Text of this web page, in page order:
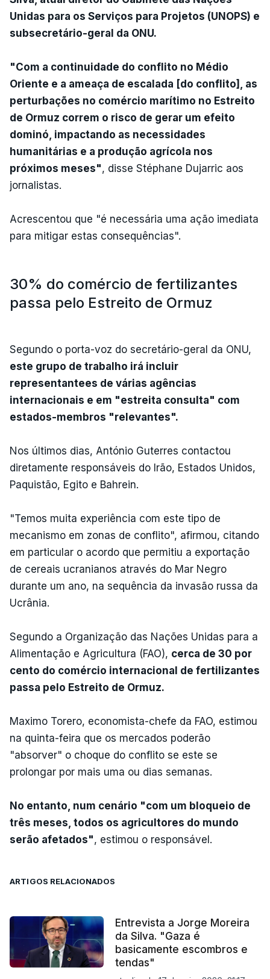
Unidas para os Serviços para Projetos (UNOPS) e
subsecretário-geral da ONU.
"Com a continuidade do conflito no Médio
Oriente e a ameaça de escalada [do conflito], as
perturbações no comércio marítimo no Estreito
de Ormuz correm o risco de gerar um efeito
dominó, impactando as necessidades
humanitárias e a produção agrícola nos
próximos meses", disse Stéphane Dujarric aos
jornalistas.
Acrescentou que "é necessária uma ação imediata
para mitigar estas consequências".
30% do comércio de fertilizantes
passa pelo Estreito de Ormuz
Segundo o porta-voz do secretário-geral da ONU,
este grupo de trabalho irá incluir
representantees de várias agências
internacionais e em "estreita consulta" com
estados-membros "relevantes".
Nos últimos dias, António Guterres contactou
diretamente responsáveis do Irão, Estados Unidos,
Paquistão, Egito e Bahrein.
"Temos muita experiência com este tipo de
mecanismo em zonas de conflito", afirmou, citando
em particular o acordo que permitiu a exportação
de cereais ucranianos através do Mar Negro
durante um ano, na sequência da invasão russa da
Ucrânia.
Segundo a Organização das Nações Unidas para a
Alimentação e Agricultura (FAO), cerca de 30 por
cento do comércio internacional de fertilizantes
passa pelo Estreito de Ormuz.
Maximo Torero, economista-chefe da FAO, estimou
na quinta-feira que os mercados poderão
"absorver" o choque do conflito se este se
prolongar por mais uma ou dias semanas.
No entanto, num cenário "com um bloqueio de
três meses, todos os agricultores do mundo
serão afetados", estimou o responsável.
ARTIGOS RELACIONADOS
Entrevista a Jorge Moreira
da Silva. "Gaza é
basicamente escombros e
tendas"